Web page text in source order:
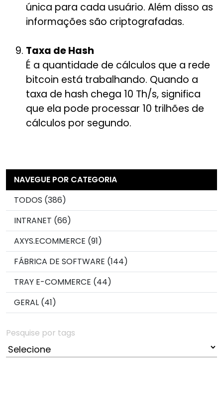
única para cada usuário. Além disso as
informações são criptografadas.
Taxa de Hash
É a quantidade de cálculos que a rede
bitcoin está trabalhando. Quando a
taxa de hash chega 10 Th/s, significa
que ela pode processar 10 trilhões de
cálculos por segundo.
NAVEGUE POR CATEGORIA
TODOS (386)
INTRANET (66)
AXYS.ECOMMERCE (91)
FÁBRICA DE SOFTWARE (144)
TRAY E-COMMERCE (44)
GERAL (41)
Pesquise por tags